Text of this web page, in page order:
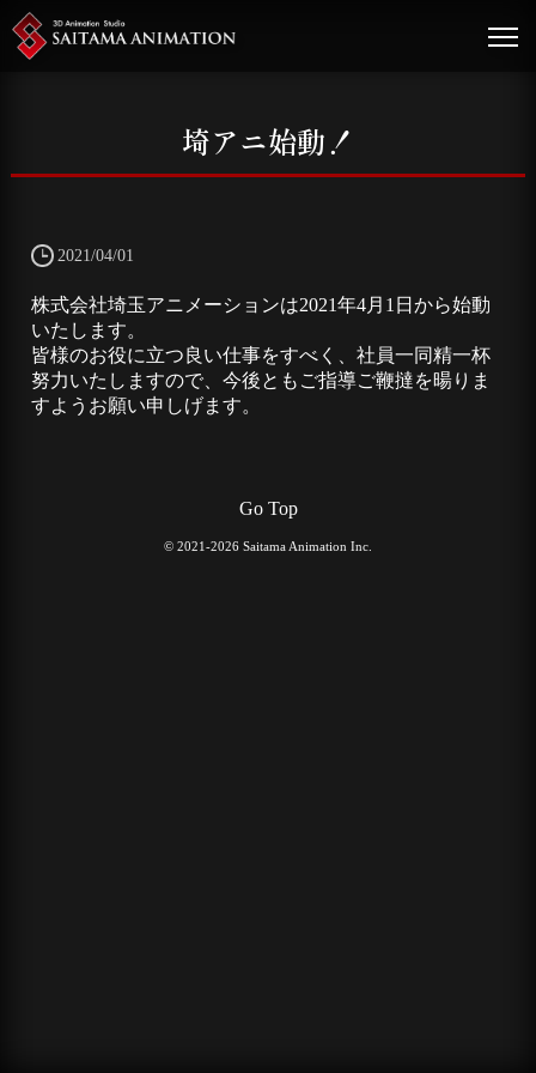
埼アニ始動！
2021/04/01
株式会社埼玉アニメーションは2021年4月1日から始動
いたします。
皆様のお役に立つ良い仕事をすべく、社員一同精一杯
努力いたしますので、今後ともご指導ご鞭撻を暘りま
すようお願い申しげます。
Go Top
© 2021-2026 Saitama Animation Inc.